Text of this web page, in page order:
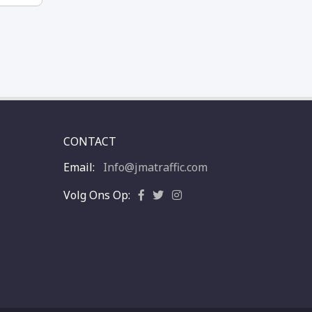
CONTACT
Email:
Info@jmatraffic.com
Volg Ons Op: